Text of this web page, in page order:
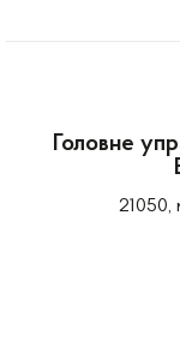
Головне
21050,